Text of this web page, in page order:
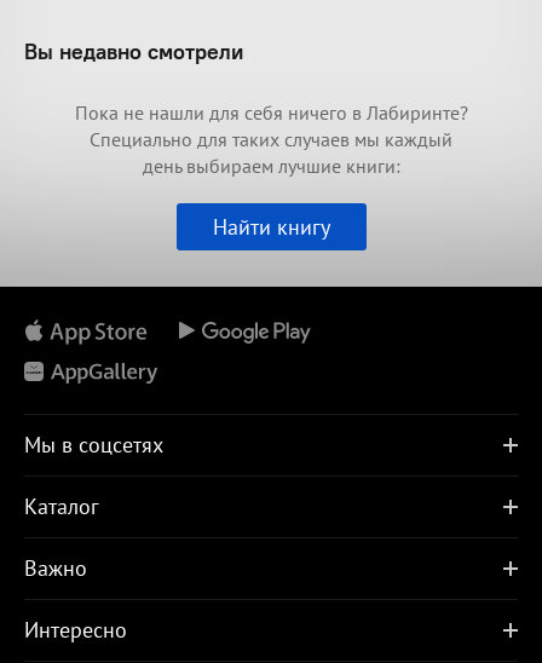
Вы недавно смотрели
Пока не нашли для себя ничего в Лабиринте?
Специально для таких случаев мы каждый
день выбираем лучшие книги:
Найти книгу
Мы в соцсетях
Каталог
Важно
Интересно